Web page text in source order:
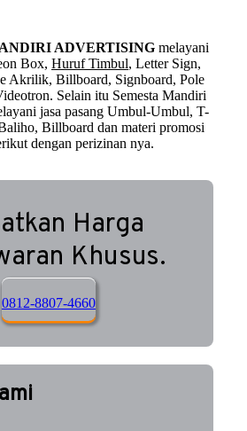
ADVERTISINGmelayani
Box, Huruf Timbul, Letter Sign,
Akrilik, Billboard, Signboard, Pole
Selain itu Semesta Mandiri
jasa pasang Umbul-Umbul, T-
Billboard dan materi promosi
dengan perizinan nya.
Harga
Khusus.
0812-8807-4660